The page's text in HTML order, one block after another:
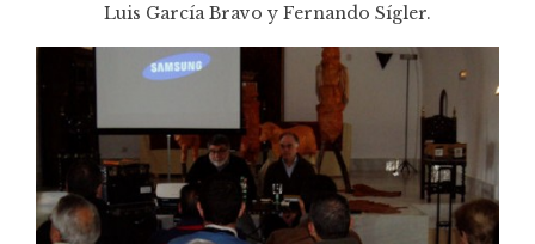
Luis García Bravo y Fernando Sígler.